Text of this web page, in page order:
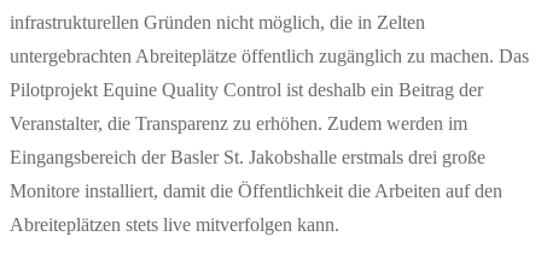
infrastrukturellen Gründen nicht möglich, die in Zelten
untergebrachten Abreiteplätze öffentlich zugänglich zu machen. Das
Pilotprojekt Equine Quality Control ist deshalb ein Beitrag der
Veranstalter, die Transparenz zu erhöhen. Zudem werden im
Eingangsbereich der Basler St. Jakobshalle erstmals drei große
Monitore installiert, damit die Öffentlichkeit die Arbeiten auf den
Abreiteplätzen stets live mitverfolgen kann.